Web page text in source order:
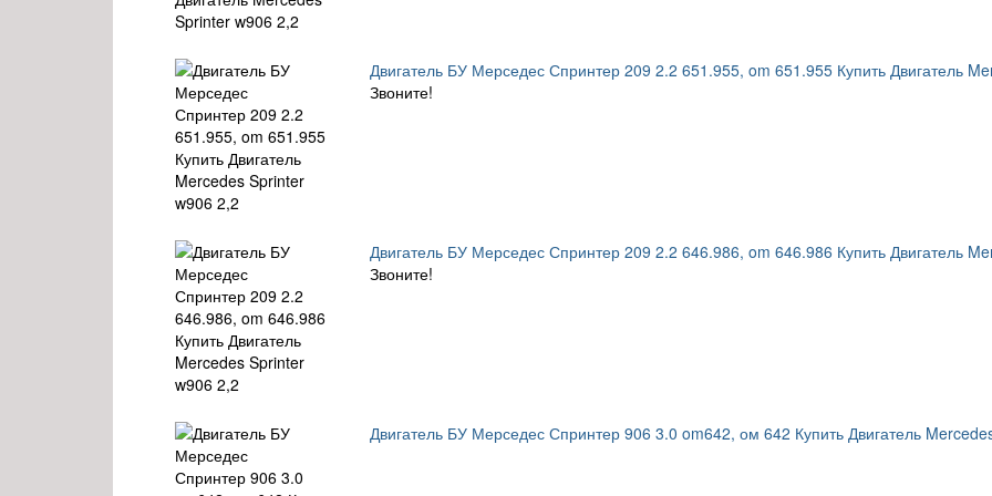
Двигатель БУ Мерседес Спринтер 209 2.2 651.955, om 651.955 Купить Двигатель
Звоните!
Двигатель БУ Мерседес Спринтер 209 2.2 646.986, om 646.986 Купить Двигатель
Звоните!
Двигатель БУ Мерседес Спринтер 906 3.0 om642, ом 642 Купить Двигатель